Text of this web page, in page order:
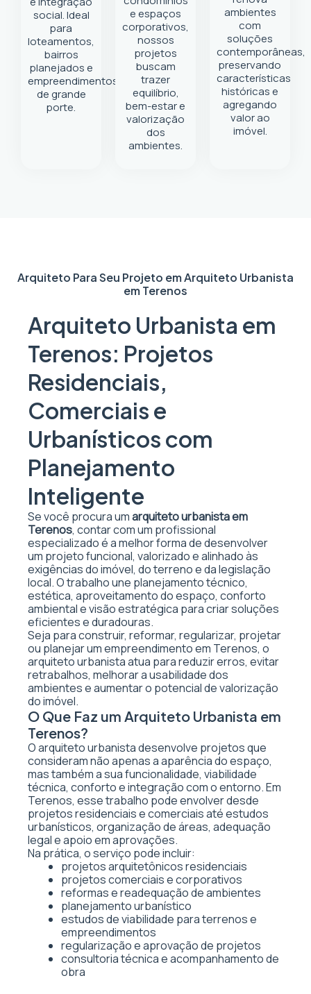
social. Ideal
para
loteamentos,
bairros
planejados e
empreendimentos
de grande
porte.
e espaços
corporativos,
nossos
projetos
buscam
trazer
equilíbrio,
bem-estar e
valorização
dos
ambientes.
ambientes
com
soluções
contemporâneas,
preservando
características
históricas e
agregando
valor ao
imóvel.
Arquiteto Para Seu Projeto emArquiteto Urbanista
em Terenos
Arquiteto Urbanista em
Terenos: Projetos
Residenciais,
Comerciais e
Urbanísticos com
Planejamento
Inteligente
Se você procura umarquiteto urbanista em
Terenos, contar com um profissional
especializado é a melhor forma de desenvolver
um projeto funcional, valorizado e alinhado às
exigências do imóvel, do terreno e da legislação
local. O trabalho une planejamento técnico,
estética, aproveitamento do espaço, conforto
ambiental e visão estratégica para criar soluções
eficientes e duradouras.
Seja para construir, reformar, regularizar, projetar
ou planejar um empreendimento em Terenos, o
arquiteto urbanista atua para reduzir erros, evitar
retrabalhos, melhorar a usabilidade dos
ambientes e aumentar o potencial de valorização
do imóvel.
O Que Faz um Arquiteto Urbanista em
Terenos?
O arquiteto urbanista desenvolve projetos que
consideram não apenas a aparência do espaço,
mas também a sua funcionalidade, viabilidade
técnica, conforto e integração com o entorno. Em
Terenos, esse trabalho pode envolver desde
projetos residenciais e comerciais até estudos
urbanísticos, organização de áreas, adequação
legal e apoio em aprovações.
Na prática, o serviço pode incluir:
projetos arquitetônicos residenciais
projetos comerciais e corporativos
reformas e readequação de ambientes
planejamento urbanístico
estudos de viabilidade para terrenos e
empreendimentos
regularização e aprovação de projetos
consultoria técnica e acompanhamento de
obra